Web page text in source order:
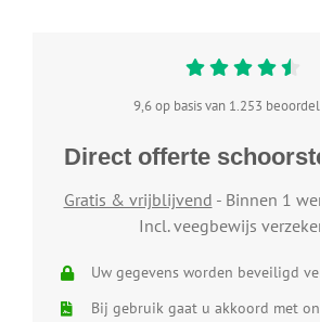
9,6 op basis van 1.253
Direct offerte
Gratis & vrijblijvend - Binnen 1
Incl. veegbewijs
Uw gegevens worden beveiligd
Bij gebruik gaat u akkoord met